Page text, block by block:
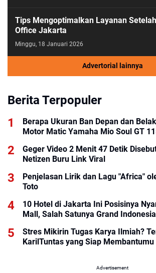
Tips Mengoptimalkan Layanan
Office Jakarta
Minggu, 18 Januari 2026
Advertorial lainnya
Berita Terpopuler
Berapa Ukuran Ban Depan dan
Motor Matic Yamaha Mio Soul GT
Geger Video 2 Menit 47 Detik
Netizen Buru Link Viral
Penjelasan Lirik dan Lagu "Africa"
Toto
10 Hotel di Jakarta Ini Posisinya
Mall, Salah Satunya Grand Indonesia
Stres Mikirin Tugas Karya Ilmiah?
KarilTuntas yang Siap
Advertisement